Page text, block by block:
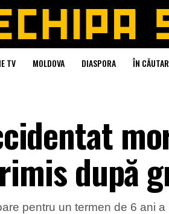
TV MOLDOVA DIASPORA ÎN
după
pentru un termen de 6 ani